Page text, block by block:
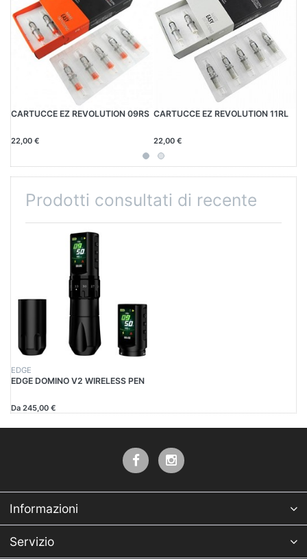
CARTUCCE EZ REVOLUTION 09RS
22,00 €
CARTUCCE EZ REVOLUTION 11RL
22,00 €
Prodotti consultati di recente
EDGE
EDGE DOMINO V2 WIRELESS PEN
Da 245,00 €
Informazioni
Servizio